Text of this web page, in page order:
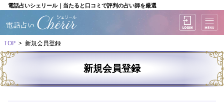
電話占いシェリール｜当たると口コミで評判の占い師を厳選
TOP 新規会員登録
新規会員登録